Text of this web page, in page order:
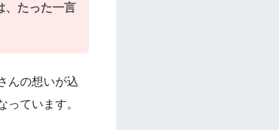
、たった一言
んの想いが込
ています。